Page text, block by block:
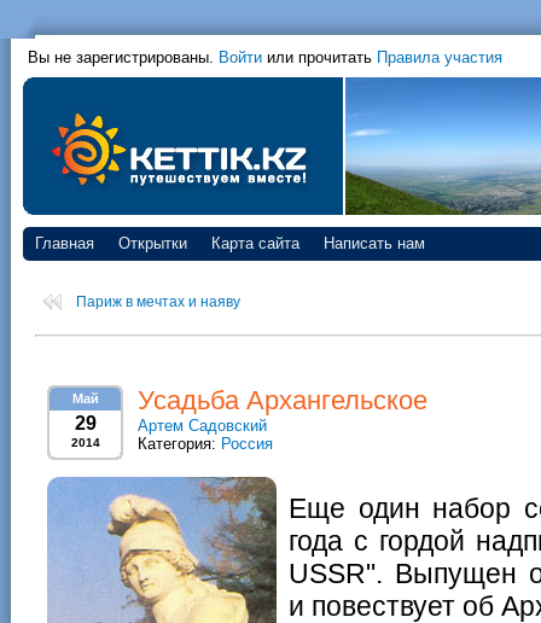
Вы не зарегистрированы. Войти или прочитать Правила участия
Главная Открытки Карта сайта Написать нам
Париж в мечтах и наяву
Май
29
2014
Усадьба Архангельское
Артем Садовский
Категория: Россия
Еще один набор
года с гордой
USSR". Выпущен
и повествует об